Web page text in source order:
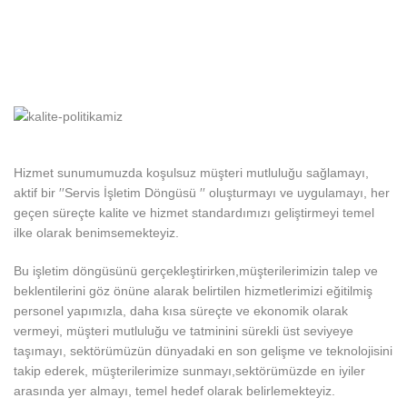
Hizmet sunumumuzda koşulsuz müşteri mutluluğu sağlamayı,
aktif bir ′′Servis İşletim Döngüsü ′′ oluşturmayı ve uygulamayı, her
geçen süreçte kalite ve hizmet standardımızı geliştirmeyi temel
ilke olarak benimsemekteyiz.
Bu işletim döngüsünü gerçekleştirirken,müşterilerimizin talep ve
beklentilerini göz önüne alarak belirtilen hizmetlerimizi eğitilmiş
personel yapımızla, daha kısa süreçte ve ekonomik olarak
vermeyi, müşteri mutluluğu ve tatminini sürekli üst seviyeye
taşımayı, sektörümüzün dünyadaki en son gelişme ve teknolojisini
takip ederek, müşterilerimize sunmayı,sektörümüzde en iyiler
arasında yer almayı, temel hedef olarak belirlemekteyiz.